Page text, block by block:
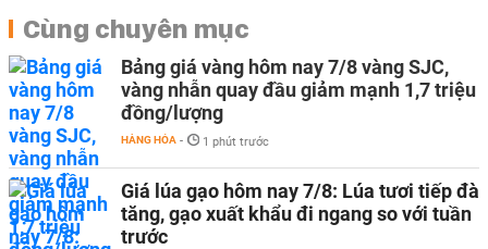
Cùng chuyên mục
Bảng giá vàng hôm nay 7/8 vàng SJC,
vàng nhẫn quay đầu giảm mạnh 1,7 triệu
đồng/lượng
HÀNG HÓA - 1 phút trước
Giá lúa gạo hôm nay 7/8: Lúa tươi tiếp đà
tăng, gạo xuất khẩu đi ngang so với tuần
trước